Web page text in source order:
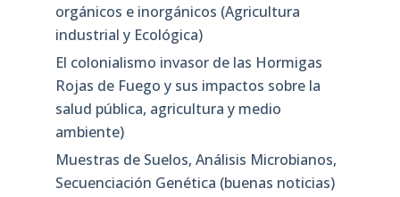
orgánicos e inorgánicos (Agricultura
industrial y Ecológica)
El colonialismo invasor de las Hormigas
Rojas de Fuego y sus impactos sobre la
salud pública, agricultura y medio
ambiente)
Muestras de Suelos, Análisis Microbianos,
Secuenciación Genética (buenas noticias)